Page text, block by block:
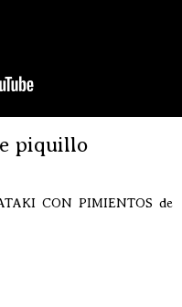
piquillo
CON PIMIENTOS de